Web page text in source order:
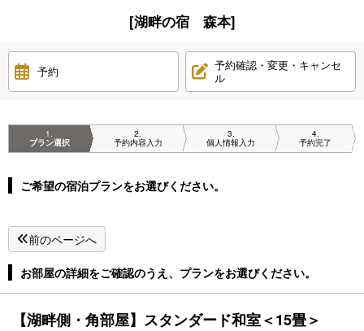
[湖畔の宿 森本]
予約
予約確認・変更・キャンセ
ル
1
プラン選択
2
予約内容入力
3
個人情報入力
4
予約完了
ご希望の宿泊プランをお選びください。
前のページへ
お部屋の詳細をご確認のうえ、プランをお選びください。
【湖畔側・角部屋】スタンダード和室＜15畳＞